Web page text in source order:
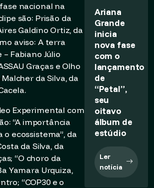
nacional na
são: Prisão da
Galdino Ortiz, da
aviso: A terra
Fabiano Júlio
Graças e Olho
da Silva, da
Experimental com
“A importância
o ecossistema”, da
da Silva, da
“O choro da
Yamara Urquiza,
“COP30 e o
Ariana
Grande
inicia
nova fase
com o
lançamento
de
“Petal”,
seu
oitavo
álbum de
estúdio
Ler
notícia